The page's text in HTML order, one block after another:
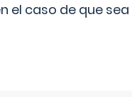
el caso de que